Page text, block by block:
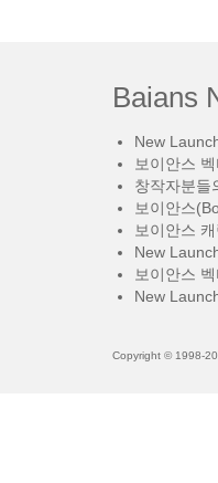
Baians
New
보이안스
창작자분들
보이안스
보이안스
New
보이안스
New
Copyright © 1998-